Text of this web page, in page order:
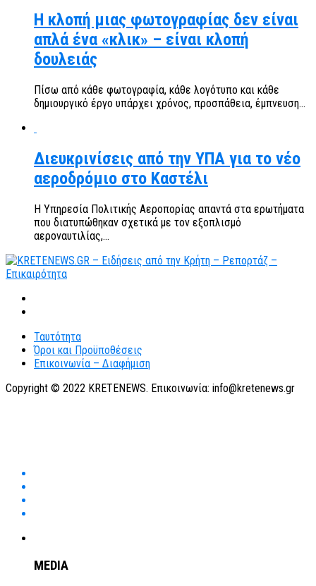
Η κλοπή μιας φωτογραφίας δεν είναι
απλά ένα «κλικ» – είναι κλοπή
δουλειάς
Πίσω από κάθε φωτογραφία, κάθε λογότυπο και κάθε
δημιουργικό έργο υπάρχει χρόνος, προσπάθεια, έμπνευση...
Διευκρινίσεις από την ΥΠΑ για το νέο
αεροδρόμιο στο Καστέλι
Η Υπηρεσία Πολιτικής Αεροπορίας απαντά στα ερωτήματα
που διατυπώθηκαν σχετικά με τον εξοπλισμό
αεροναυτιλίας,...
Ταυτότητα
Όροι και Προϋποθέσεις
Επικοινωνία – Διαφήμιση
Copyright © 2022 KRETENEWS. Επικοινωνία: info@kretenews.gr
MEDIA